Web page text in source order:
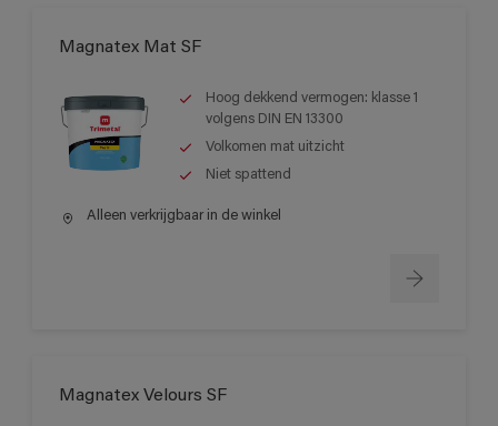
Magnatex Mat SF
Hoog dekkend vermogen: klasse 1
volgens DIN EN 13300
Volkomen mat uitzicht
Niet spattend
Alleen verkrijgbaar in de winkel
Magnatex Velours SF